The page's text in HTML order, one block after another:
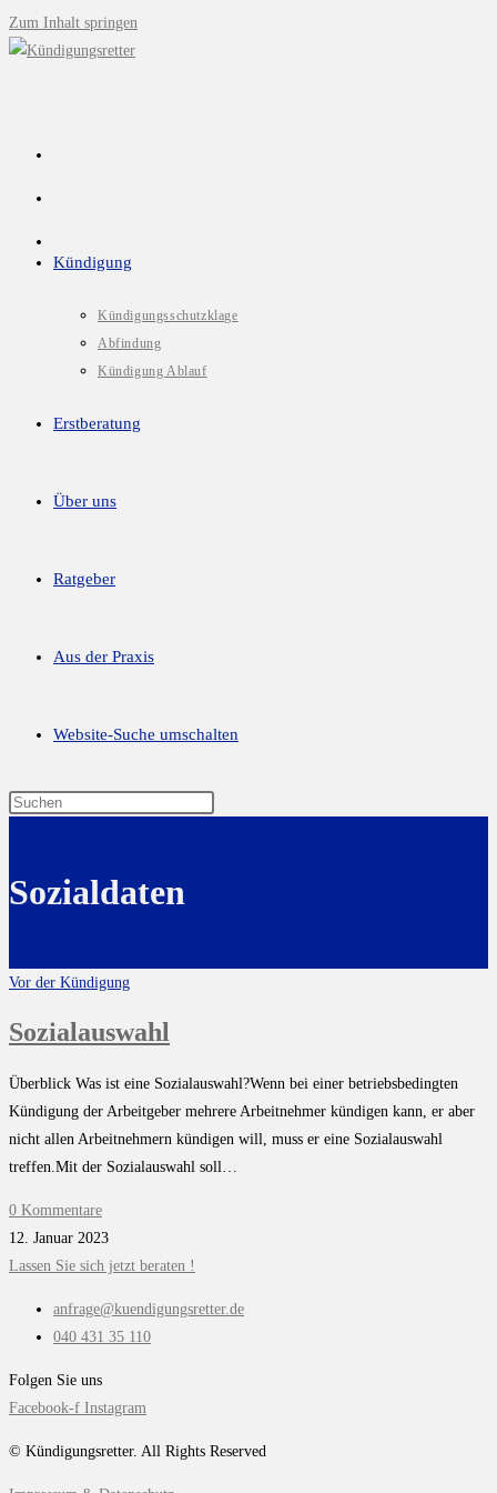
Zum Inhalt springen
Kündigung
Kündigungsschutzklage
Abfindung
Kündigung Ablauf
Erstberatung
Über uns
Ratgeber
Aus der Praxis
Website-Suche umschalten
Sozialdaten
Vor der Kündigung
Sozialauswahl
Überblick Was ist eine Sozialauswahl?Wenn bei einer betriebsbedingten
Kündigung der Arbeitgeber mehrere Arbeitnehmer kündigen kann, er aber
nicht allen Arbeitnehmern kündigen will, muss er eine Sozialauswahl
treffen.Mit der Sozialauswahl soll…
0 Kommentare
12. Januar 2023
Lassen Sie sich jetzt beraten !
anfrage@kuendigungsretter.de
040 431 35 110
Folgen Sie uns
Facebook-f Instagram
© Kündigungsretter. All Rights Reserved